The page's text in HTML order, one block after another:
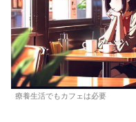
療養生活でもカフェは必要